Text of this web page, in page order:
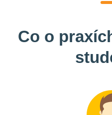
Co o